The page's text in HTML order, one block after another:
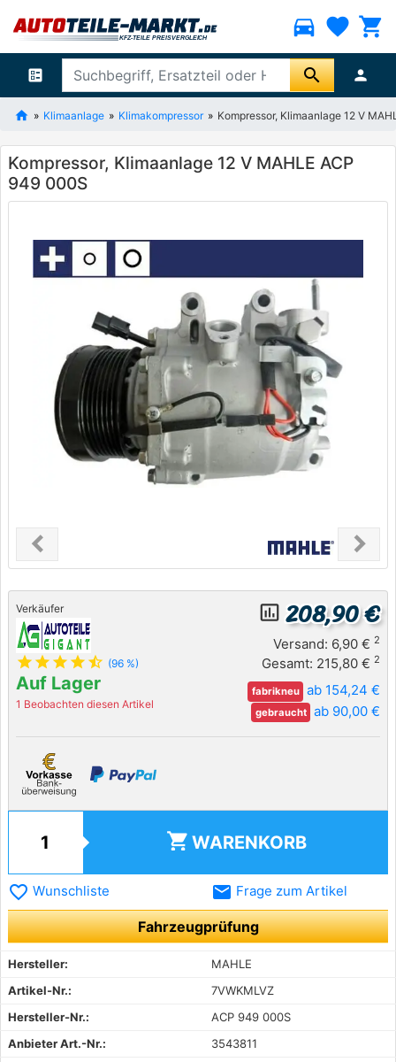
directions_car favorite shopping_cart
ballot search person
Klimaanlage Klimakompressor Kompressor, Klimaanlage 12 V
Kompressor, Klimaanlage 12 V MAHLE ACP
949 000S
chevron_leftPrevious chevron_right
Next
Verkäufer
star star star star star_half (96 %)
Auf Lager
1 Beobachten diesen Artikel
insert_chart_outlined 208,90 €
Versand: 6,90 € 2
Gesamt: 215,80 € 2
fabrikneu ab 154,24 €
gebraucht ab 90,00 €
shopping_cart WARENKORB
favorite_border Wunschliste email Frage zum Artikel
Fahrzeugprüfung
Hersteller:
MAHLE
Artikel-Nr.:
7VWKMLVZ
Hersteller-Nr.:
ACP 949 000S
Anbieter Art.-Nr.:
3543811